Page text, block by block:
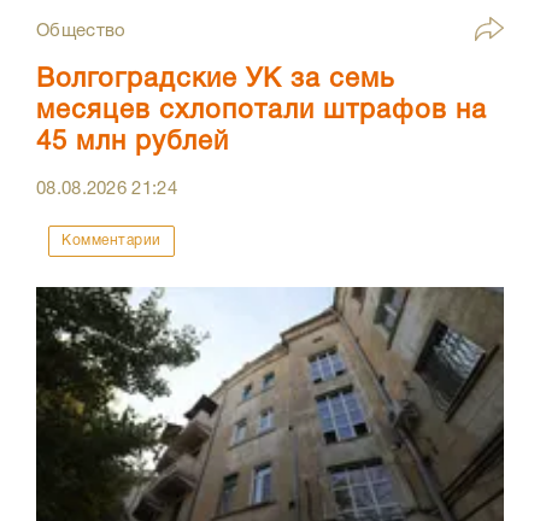
Общество
Волгоградские УК за семь
месяцев схлопотали штрафов на
45 млн рублей
08.08.202621:24
Комментарии